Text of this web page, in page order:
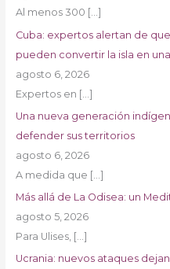
Al menos 300 […]
Cuba: expertos alertan de que
pueden convertir la isla en una
agosto 6, 2026
Expertos en […]
Una nueva generación
defender sus territorios
agosto 6, 2026
A medida que […]
Más allá de La Odisea: un
agosto 5, 2026
Para Ulises, […]
Ucrania: nuevos ataques